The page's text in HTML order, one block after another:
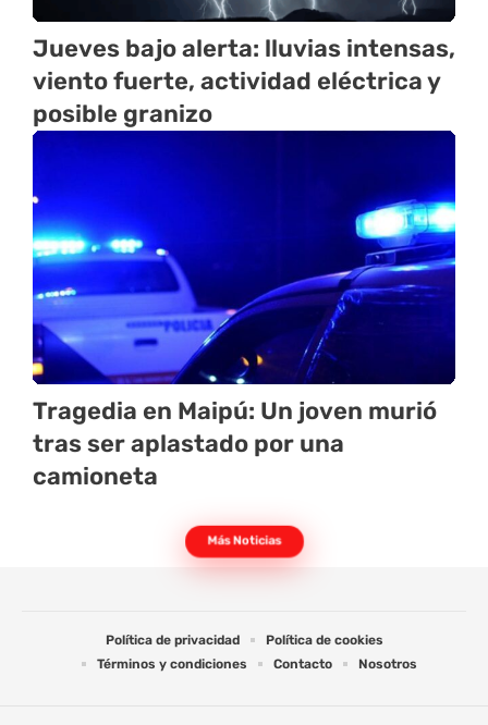
Jueves bajo alerta: lluvias intensas,
viento fuerte, actividad eléctrica y
posible granizo
Tragedia en Maipú: Un joven murió
tras ser aplastado por una
camioneta
Más Noticias
Política de privacidad
Política de cookies
Términos y condiciones
Contacto Nosotros